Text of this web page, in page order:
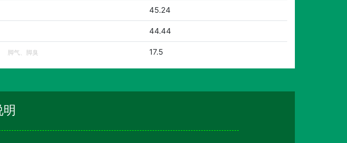
45.24
44.44
脚气、脚臭 17.5
明